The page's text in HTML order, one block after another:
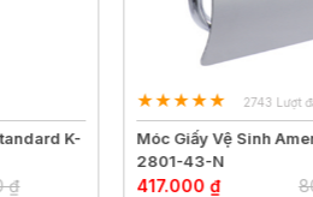
2743 Lượt đánh giá
Móc Giấy Vệ Sinh American Standard K-
417.000 ₫ 800.000 ₫